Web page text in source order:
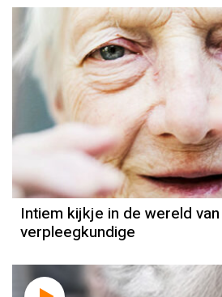
Intiem kijkje in de wereld
verpleegkundige